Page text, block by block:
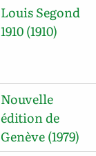
Louis Segond
1910 (1910)
Nouvelle
édition de
Genève (1979)